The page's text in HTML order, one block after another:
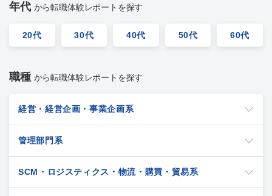
年代 から転職体験レポートを探す
20代 30代 40代 50代 60代
職種 から転職体験レポートを探す
経営・経営企画・事業企画系
管理部門系
SCM・ロジスティクス・物流・購買・貿易系